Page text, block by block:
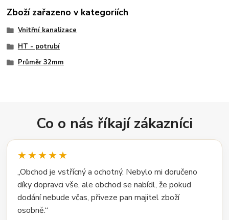
Zboží zařazeno v kategoriích
Vnitřní kanalizace
HT - potrubí
Průměr 32mm
Co o nás říkají zákazníci
★★★★★
„Obchod je vstřícný a ochotný. Nebylo mi doručeno
díky dopravci vše, ale obchod se nabídl, že pokud
dodání nebude včas, přiveze pan majitel zboží
osobně.“